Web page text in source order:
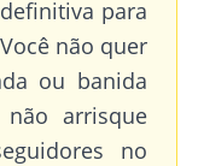
para
não quer
ou banida
não arrisque
no